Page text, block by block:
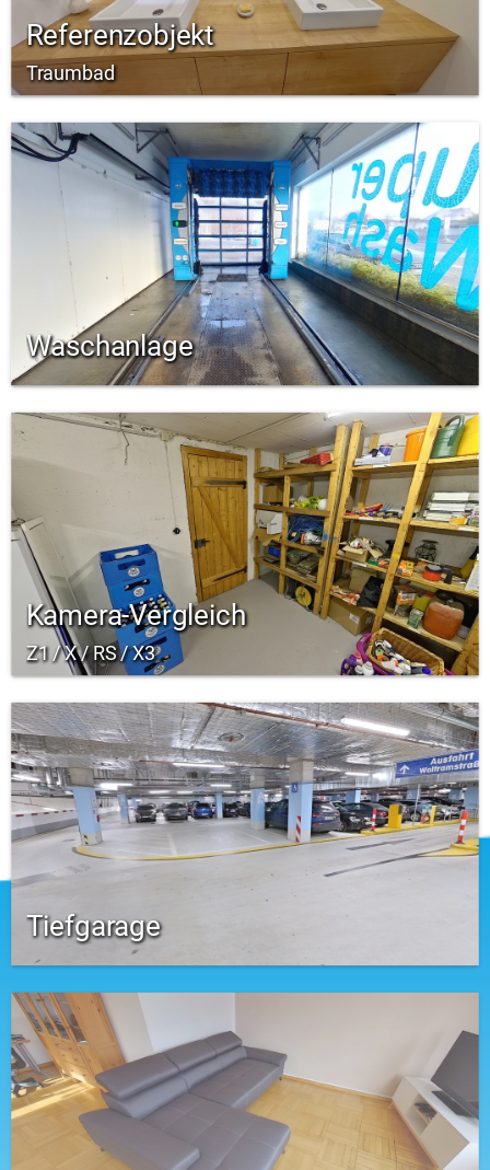
Referenzobjekt
Traumbad
Waschanlage
Kamera-Vergleich
Z1 / X / RS / X3
Tiefgarage